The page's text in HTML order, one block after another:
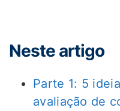
Neste artigo
Parte 1: 5
avaliação de